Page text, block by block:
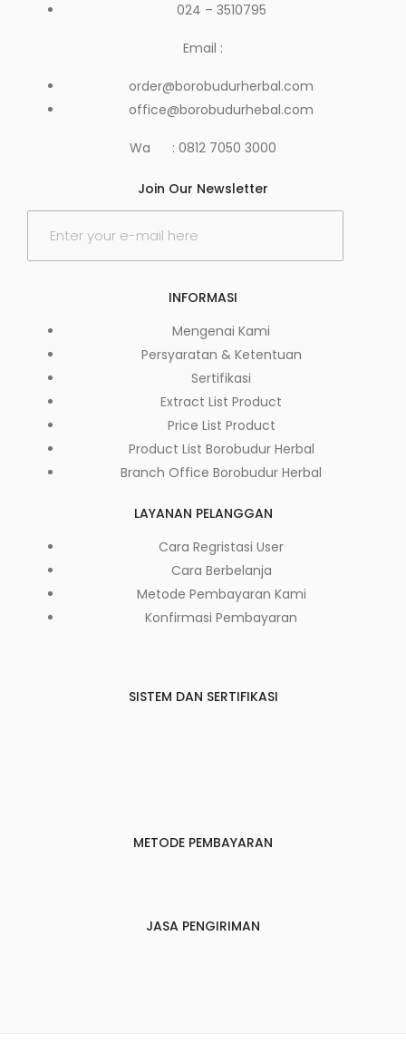
024 – 3510795
Email :
order@borobudurherbal.com
office@borobudurhebal.com
Wa : 0812 7050 3000
Join Our Newsletter
INFORMASI
Mengenai Kami
Persyaratan & Ketentuan
Sertifikasi
Extract List Product
Price List Product
Product List Borobudur Herbal
Branch Office Borobudur Herbal
LAYANAN PELANGGAN
Cara Regristasi User
Cara Berbelanja
Metode Pembayaran Kami
Konfirmasi Pembayaran
SISTEM DAN SERTIFIKASI
METODE PEMBAYARAN
JASA PENGIRIMAN